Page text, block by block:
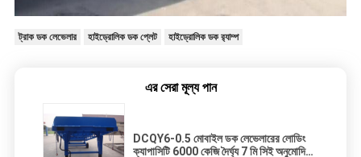
ট্রাক ডক লেভেলার হাইড্রোলিক ডক প্লেট হাইড্রোলিক ডক র‌্যাম্প
এর সেরা মূল্য পান
DCQY6-0.5 মোবাইল ডক লেভেলারের লোডিং
ক্যাপাসিটি 6000 কেজি দৈর্ঘ্য 7 মি সিই অনুমোদিত